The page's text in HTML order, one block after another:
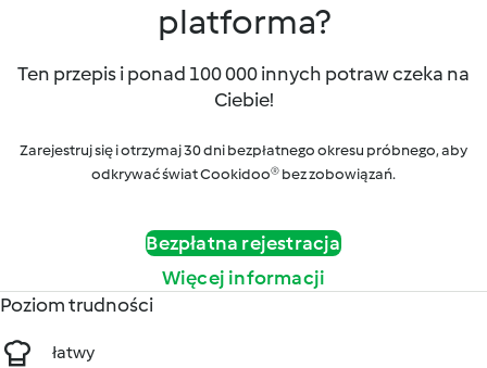
platforma?
Ten przepis i ponad 100 000 innych potraw czeka na
Ciebie!
Zarejestruj się i otrzymaj 30 dni bezpłatnego okresu próbnego, aby
odkrywać świat Cookidoo® bez zobowiązań.
Bezpłatna rejestracja
Więcej informacji
Poziom trudności
łatwy